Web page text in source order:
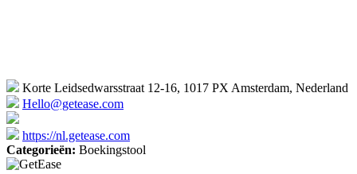
Korte Leidsedwarsstraat 12-16, 1017 PX Amsterdam, Nederland
Hello@getease.com
https://nl.getease.com
Categorieën: Boekingstool